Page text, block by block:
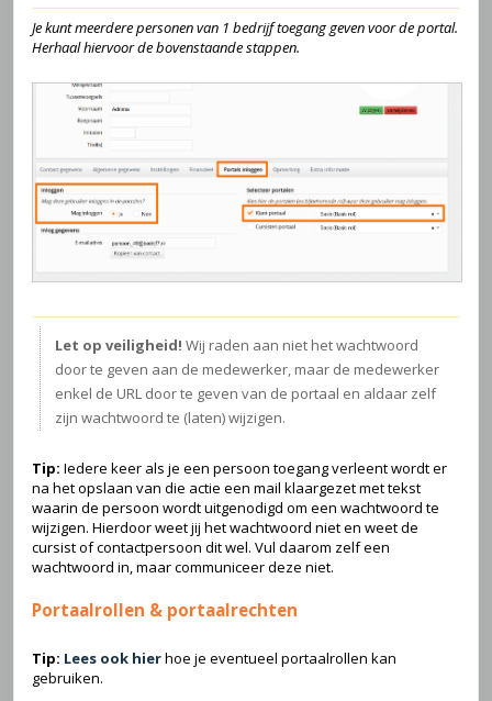
Je kunt meerdere personen van 1 bedrijf toegang geven voor de portal.
Herhaal hiervoor de bovenstaande stappen.
Let op veiligheid! Wij raden aan niet het wachtwoord
door te geven aan de medewerker, maar de medewerker
enkel de URL door te geven van de portaal en aldaar zelf
zijn wachtwoord te (laten) wijzigen.
Tip: Iedere keer als je een persoon toegang verleent wordt er
na het opslaan van die actie een mail klaargezet met tekst
waarin de persoon wordt uitgenodigd om een wachtwoord te
wijzigen. Hierdoor weet jij het wachtwoord niet en weet de
cursist of contactpersoon dit wel. Vul daarom zelf een
wachtwoord in, maar communiceer deze niet.
Portaalrollen & portaalrechten
Tip: Lees ook hierhoe je eventueel portaalrollen kan
gebruiken.